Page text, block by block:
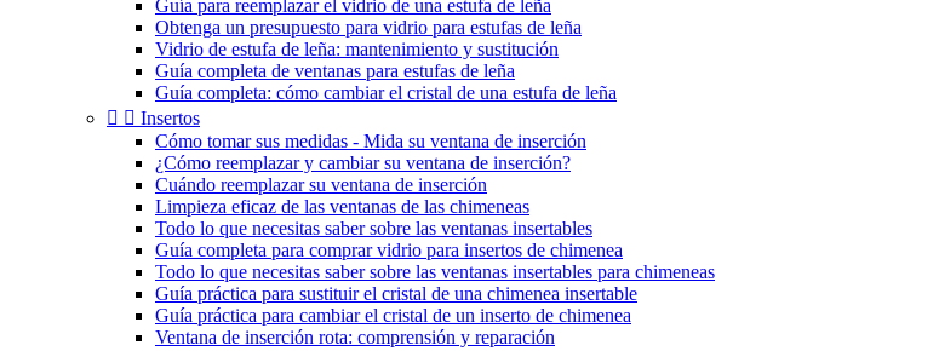
Guía para reemplazar el vidrio de una estufa de leña
Obtenga un presupuesto para vidrio para estufas de leña
Vidrio de estufa de leña: mantenimiento y sustitución
Guía completa de ventanas para estufas de leña
Guía completa: cómo cambiar el cristal de una estufa de leña
  Insertos
Cómo tomar sus medidas - Mida su ventana de inserción
¿Cómo reemplazar y cambiar su ventana de inserción?
Cuándo reemplazar su ventana de inserción
Limpieza eficaz de las ventanas de las chimeneas
Todo lo que necesitas saber sobre las ventanas insertables
Guía completa para comprar vidrio para insertos de chimenea
Todo lo que necesitas saber sobre las ventanas insertables para chimeneas
Guía práctica para sustituir el cristal de una chimenea insertable
Guía práctica para cambiar el cristal de un inserto de chimenea
Ventana de inserción rota: comprensión y reparación